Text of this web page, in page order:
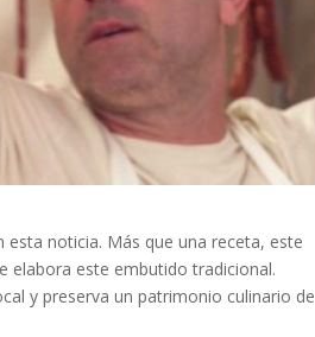
noticia. Más que una receta, este
elabora este embutido tradicional.
y preserva un patrimonio culinario de